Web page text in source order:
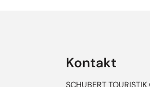
Kontakt
SCHUBERT TOURISTIK